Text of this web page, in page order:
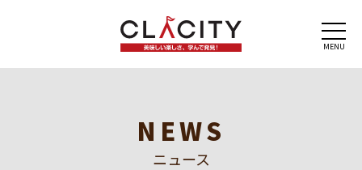
MENU
NEWS
ニュース